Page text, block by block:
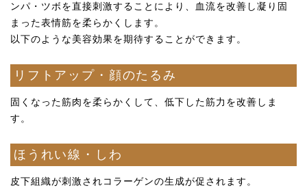
ンパ・ツボを直接刺激することにより、血流を改善し凝り固
まった表情筋を柔らかくします。
以下のような美容効果を期待することができます。
リフトアップ・顔のたるみ
固くなった筋肉を柔らかくして、低下した筋力を改善しま
す。
ほうれい線・しわ
皮下組織が刺激されコラーゲンの生成が促されます。